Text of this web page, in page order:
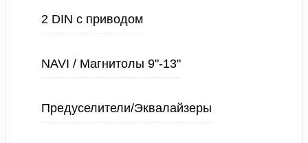
2 DIN с приводом
NAVI / Магнитолы 9"-13"
Предуселители/Эквалайзеры